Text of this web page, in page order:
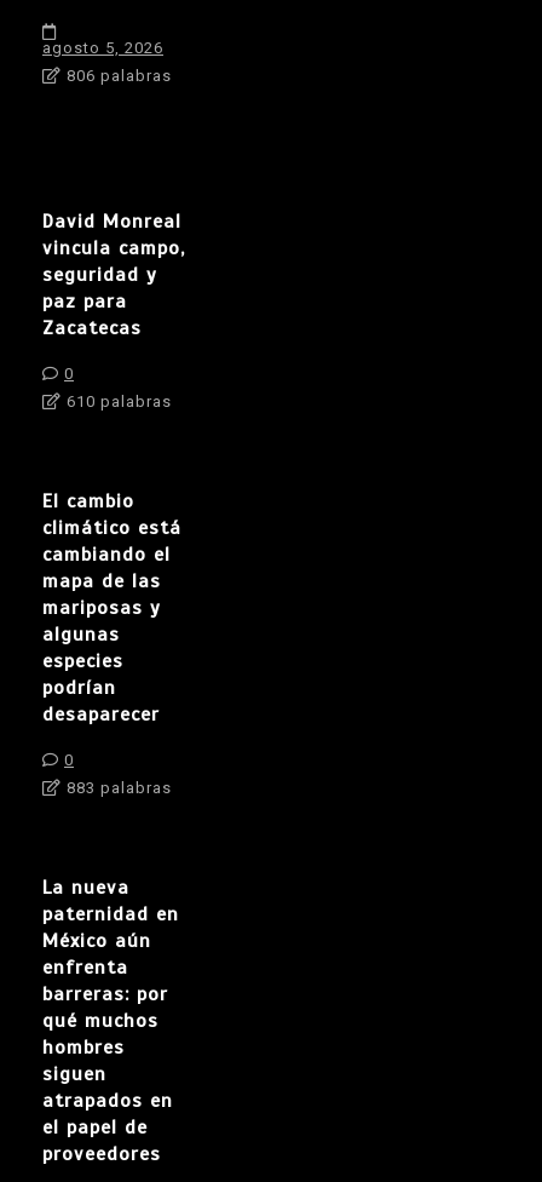
agosto 5, 2026
806 palabras
David Monreal
vincula campo,
seguridad y
paz para
Zacatecas
0
610 palabras
El cambio
climático está
cambiando el
mapa de las
mariposas y
algunas
especies
podrían
desaparecer
0
883 palabras
La nueva
paternidad en
México aún
enfrenta
barreras: por
qué muchos
hombres
siguen
atrapados en
el papel de
proveedores